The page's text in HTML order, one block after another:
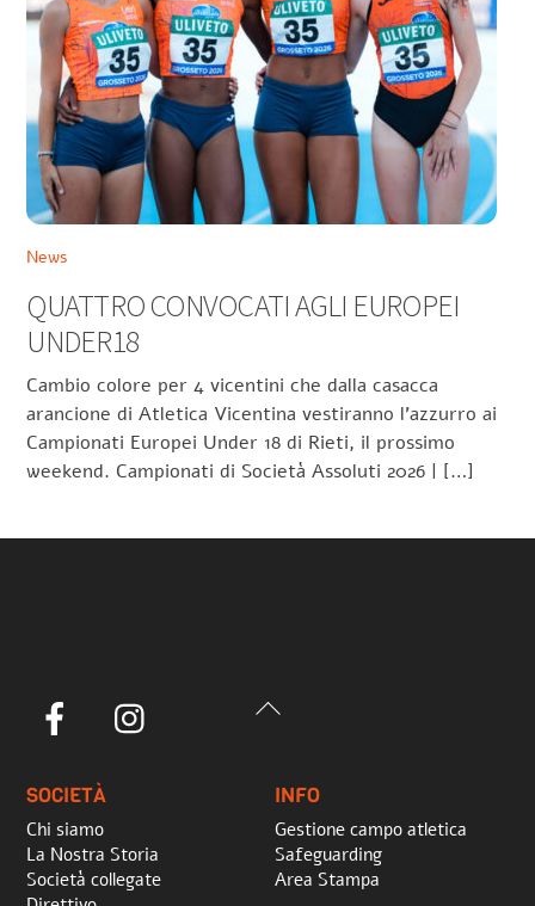
News
QUATTRO CONVOCATI AGLI EUROPEI
UNDER18
Cambio colore per 4 vicentini che dalla casacca
arancione di Atletica Vicentina vestiranno l’azzurro ai
Campionati Europei Under 18 di Rieti, il prossimo
weekend. Campionati di Società Assoluti 2026 | […]
Back
Facebook
SOCIETÀ
Chi siamo
La Nostra Storia
Società collegate
INFO
Gestione campo atletica
Safeguarding
Area Stampa